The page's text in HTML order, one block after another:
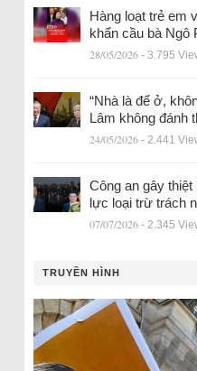
Hàng loạt trẻ em
khẩn cầu bà Ngô
28/05/2026 - 3.795
“Nhà là để ở,
Lâm không đánh
24/05/2026 - 2.441
Công an gây
lực loại trừ trách
07/07/2026 - 2.345
TRUYỀN HÌNH